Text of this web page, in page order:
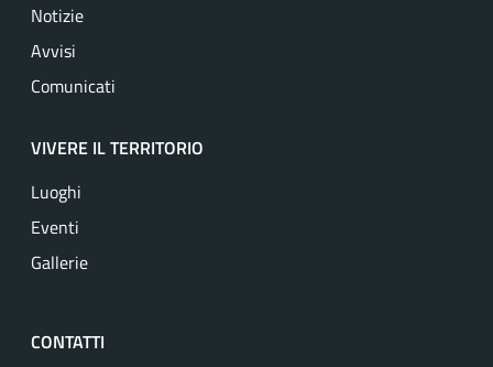
Notizie
Avvisi
Comunicati
VIVERE IL TERRITORIO
Luoghi
Eventi
Gallerie
CONTATTI